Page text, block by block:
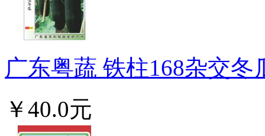
广东粤蔬 铁柱168杂交
￥40.0元